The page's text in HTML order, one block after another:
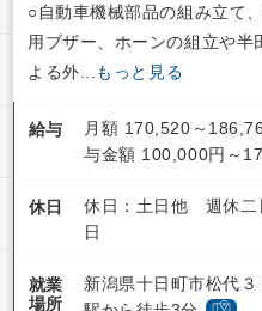
○自動車機械部品の組み立て
用ブザー、ホーンの組立や
よる外...
もっと見る
給与
月額 170,520～
与金額 100,000円～
休日
休日：土日他 週休二
日
就業
場所
新潟県十日町市松代